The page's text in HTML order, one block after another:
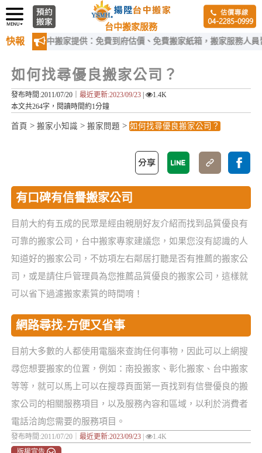
台中搬家服務
快報
陞台中搬家提供：免費到府估價、免費搬家紙箱，搬家服務人員皆經過
如何找尋優良搬家公司？
發布時間:2011/07/20｜ 最近更新:2023/09/23|
1.4K
本文共264字，閱讀時間約1分鐘
首頁 > 搬家小知識 > 搬家問題 > 如何找尋優良搬家公司？
有口碑有信譽搬家公司
目前大約有五成的民眾是經由親朋好友介紹而找到品質優良有
可靠的搬家公司，台中搬家專家建議您，如果您沒有認識的人
知道好的搬家公司，不妨項左右鄰居打聽是否有推薦的搬家公
司，或是請住戶管理員為您推薦品質優良的搬家公司，這樣就
可以省下過濾搬家素質的時間唷！
網路尋找-方便又省事
目前大多數的人都使用電腦來查詢任何事物，因此可以上網搜
尋您想要搬家的位置，例如：南投搬家、彰化搬家、台中搬家
等等，就可以馬上可以在搜尋頁面第一頁找到有信譽優良的搬
家公司的相關服務項目，以及服務內容和區域，以利於消費者
電話洽詢您需要的服務項目。
發布時間:2011/07/20｜ 最近更新:2023/09/23|
1.4K